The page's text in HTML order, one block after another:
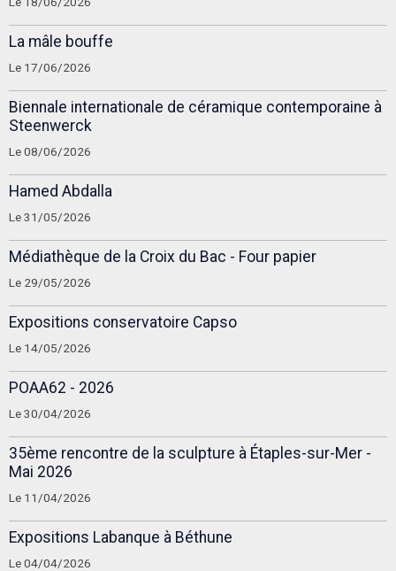
La mâle bouffe
Le 17/06/2026
Biennale internationale de céramique contemporaine à
Steenwerck
Le 08/06/2026
Hamed Abdalla
Le 31/05/2026
Médiathèque de la Croix du Bac - Four papier
Le 29/05/2026
Expositions conservatoire Capso
Le 14/05/2026
POAA62 - 2026
Le 30/04/2026
35ème rencontre de la sculpture à Étaples-sur-Mer -
Mai 2026
Le 11/04/2026
Expositions Labanque à Béthune
Le 04/04/2026